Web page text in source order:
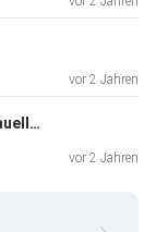
vor 2 Jahren
#09 - Training, Bewegung und manuelle osteopathische Techniken
vor 2 Jahren